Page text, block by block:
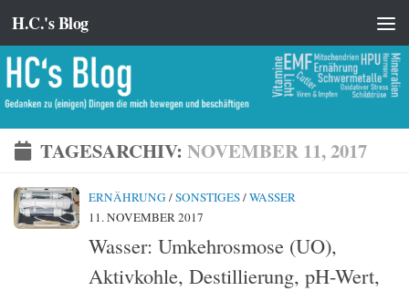
Zum Inhalt springen
H.C.'s Blog
TAGESARCHIV: NOVEMBER 11, 2017
ERNÄHRUNG /SONSTIGES/WASSER
11. NOVEMBER 2017
Wasser: Umkehrosmose (UO),
Aktivkohle, Destillierung, pH-Wert,